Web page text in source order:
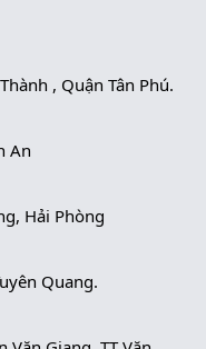
, Quận Tân Phú.
An
Hải Phòng
Quang.